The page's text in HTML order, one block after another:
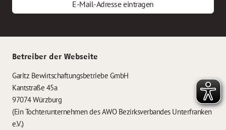
E-Mail-Adresse eintragen
Betreiber der Webseite
Garitz Bewirtschaftungsbetriebe GmbH
Kantstraße 45a
97074 Würzburg
(Ein Tochterunternehmen des AWO Bezirksverbandes Unterfranken
e.V.)